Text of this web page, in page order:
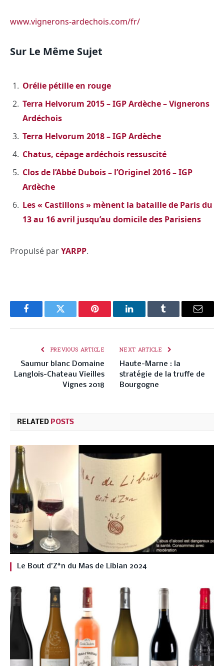
www.vignerons-ardechois.com/fr/
Sur Le Même Sujet
Orélie pétille en rouge
Terra Helvorum 2015 – IGP Ardèche – Vignerons
Ardéchois
Terra Helvorum 2018 – IGP Ardèche
Chatus, cépage ardéchois ressuscité
Clos de l’Abbé Dubois – l’Originel 2016 – IGP
Ardèche
Les « Castillons » mènent la bataille de Paris du
13 au 16 avril jusqu’au domicile des Parisiens
Propulsé parYARPP.
FacebookTwitter Pinterest LinkedInTumblr Email
PREVIOUS ARTICLE
Saumur blanc Domaine
Langlois-Chateau Vieilles
Vignes 2018
NEXT ARTICLE
Haute-Marne : la
stratégie de la truffe de
Bourgogne
RELATED POSTS
Le Bout d’Z*n du Mas de Libian 2024